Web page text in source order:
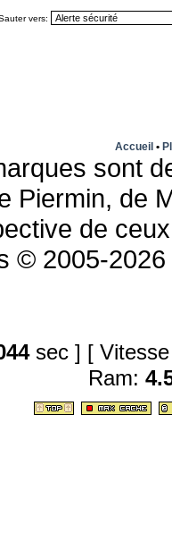
vers:
Accueil •
sont
Piermin, de
de
© 2005-
sec ] [
Ram: